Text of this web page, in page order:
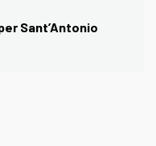
Sant’Antonio